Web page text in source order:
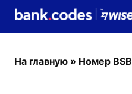
На главную » Номер BSB